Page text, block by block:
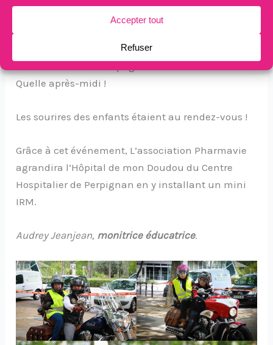
Louca et Jonathan de l’IME Al Casal du Soler ont
baptêmes de moto avec les motards des Widows
Quelle après-midi !
Les sourires des enfants étaient au rendez-vous !
Grâce à cet événement, L’association Pharmavie
agrandira l’Hôpital de mon Doudou du Centre
Hospitalier de Perpignan en y installant un mini
IRM.
Audrey Jeanjean, monitrice éducatrice.